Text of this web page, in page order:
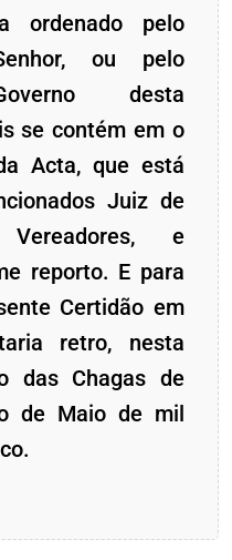
ordenado pelo
ou pelo
desta
se contém em o
Acta, que está
Juiz de
e
reporto. E para
Certidão em
retro, nesta
das Chagas de
de Maio de mil